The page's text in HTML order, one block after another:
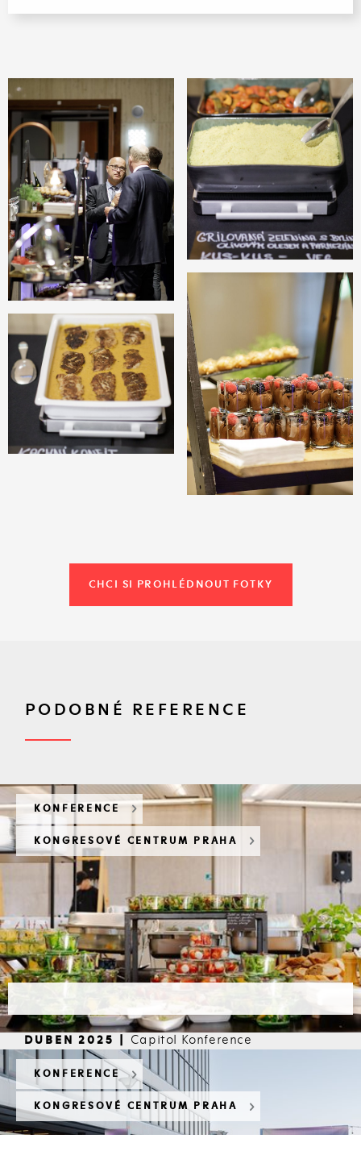
CHCI SI PROHLÉDNOUT FOTKY
PODOBNÉ REFERENCE
DUBEN 2025 | Capitol Konference
CHCI VIDĚT VÍC
KONFERENCE
KONGRESOVÉ CENTRUM PRAHA
KONFERENCE
KONGRESOVÉ CENTRUM PRAHA